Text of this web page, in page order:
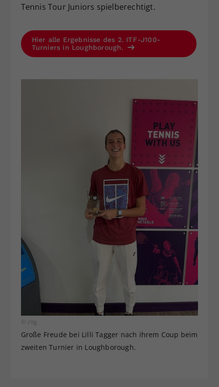
Tennis Tour Juniors spielberechtigt.
Hier alle Ergebnisse des 2. ITF-J100-
Turniers in Loughborough.
© zVg
Große Freude bei Lilli Tagger nach ihrem Coup beim
zweiten Turnier in Loughborough.